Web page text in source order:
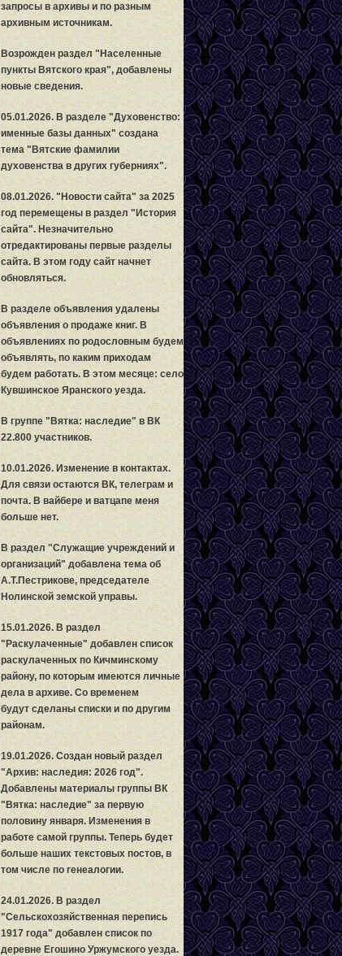
запросы в архивы и по разным
архивным источникам.
Возрожден раздел "Населенные
пункты Вятского края", добавлены
новые сведения.
05.01.2026. В разделе "Духовенство:
именные базы данных" создана
тема "Вятские фамилии
духовенства в других губерниях".
08.01.2026. "Новости сайта" за 2025
год перемещены в раздел "История
сайта". Незначительно
отредактированы первые разделы
сайта. В этом году сайт начнет
обновляться.
В разделе объявления удалены
объявления о продаже книг. В
объявлениях по родословным будем
объявлять, по каким приходам
будем работать. В этом месяце: село
Кувшинское Яранского уезда.
В группе "Вятка: наследие" в ВК
22.800 участников.
10.01.2026. Изменение в контактах.
Для связи остаются ВК, телеграм и
почта. В вайбере и ватцапе меня
больше нет.
В раздел "Служащие учреждений и
организаций" добавлена тема об
А.Т.Пестрикове, председателе
Нолинской земской управы.
15.01.2026. В раздел
"Раскулаченные" добавлен список
раскулаченных по Кичминскому
району, по которым имеются личные
дела в архиве. Со временем
будут сделаны списки и по другим
районам.
19.01.2026. Создан новый раздел
"Архив: наследия: 2026 год".
Добавлены материалы группы ВК
"Вятка: наследие" за первую
половину января. Изменения в
работе самой группы. Теперь будет
больше наших текстовых постов, в
том числе по генеалогии.
24.01.2026. В раздел
"Сельскохозяйственная перепись
1917 года" добавлен список по
деревне Егошино Уржумского уезда.